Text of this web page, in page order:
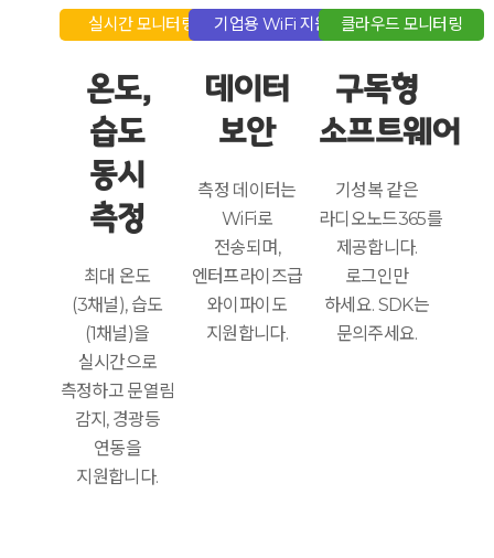
실시간 모니터링
온도,
습도
동시
측정
최대 온도
(3채널), 습도
(1채널)을
실시간으로
측정하고 문열림
감지, 경광등
연동을
지원합니다.
기업용 WiFi 지원
데이터
보안
측정 데이터는
WiFi로
전송되며,
엔터프라이즈급
와이파이도
지원합니다.
클라우드 모니터링
구독형
소프트웨어
기성복 같은
라디오노드365를
제공합니다.
로그인만
하세요. SDK는
문의주세요.